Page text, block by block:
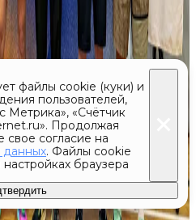
файлы cookie (куки) и
пользователей,
Метрика», «Счётчик
Продолжая
свое согласие на
данных. Файлы cookie
браузера